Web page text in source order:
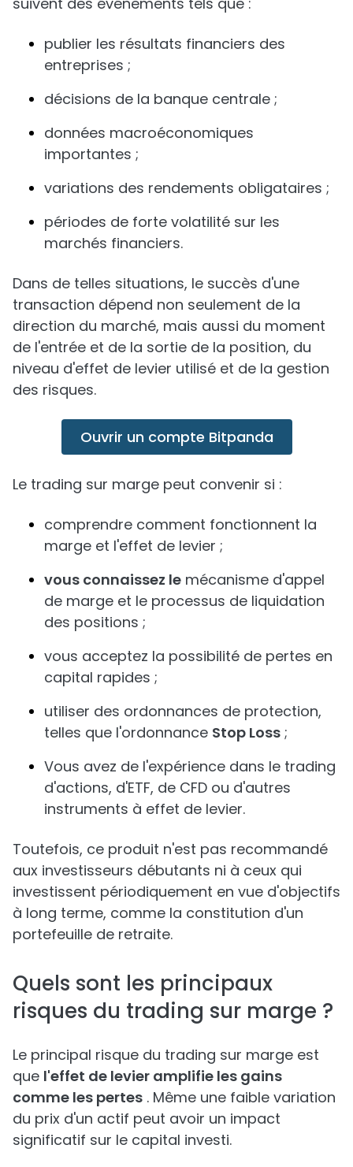
publier les résultats financiers des
entreprises ;
décisions de la banque centrale ;
données macroéconomiques
importantes ;
variations des rendements obligataires ;
périodes de forte volatilité sur les
marchés financiers.
Dans de telles situations, le succès d'une
transaction dépend non seulement de la
direction du marché, mais aussi du moment
de l'entrée et de la sortie de la position, du
niveau d'effet de levier utilisé et de la gestion
des risques.
Ouvrir un compte Bitpanda
Le trading sur marge peut convenir si :
comprendre comment fonctionnent la
marge et l'effet de levier ;
vous connaissez le mécanisme d'appel
de marge et le processus de liquidation
des positions ;
vous acceptez la possibilité de pertes en
capital rapides ;
utiliser des ordonnances de protection,
telles que l'ordonnance Stop Loss ;
Vous avez de l'expérience dans le trading
d'actions, d'ETF, de CFD ou d'autres
instruments à effet de levier.
Toutefois, ce produit n'est pas recommandé
aux investisseurs débutants ni à ceux qui
investissent périodiquement en vue d'objectifs
à long terme, comme la constitution d'un
portefeuille de retraite.
Quels sont les principaux
risques du trading sur marge ?
Le principal risque du trading sur marge est
que l'effet de levier amplifie les gains
comme les pertes . Même une faible variation
du prix d'un actif peut avoir un impact
significatif sur le capital investi.